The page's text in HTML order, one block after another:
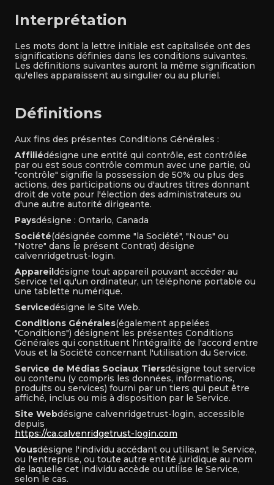
Interprétation
Les mots dont la lettre initiale est capitalisée ont des
significations définies dans les conditions suivantes.
Les définitions suivantes auront la même signification
qu'elles apparaissent au singulier ou au pluriel.
Définitions
Aux fins des présentes Conditions Générales :
Affiliédésigne une entité qui contrôle, est contrôlée
par ou est sous contrôle commun avec une partie, où
"contrôle" signifie la possession de 50% ou plus des
actions, des participations ou d'autres titres donnant
droit de vote pour l'élection des administrateurs ou
d'une autre autorité dirigeante.
Paysdésigne : Ontario, Canada
Société(désignée comme "la Société", "Nous" ou
"Notre" dans le présent Contrat) désigne
calvenridgetrust-login.
Appareildésigne tout appareil pouvant accéder au
Service tel qu'un ordinateur, un téléphone portable ou
une tablette numérique.
Servicedésigne le Site Web.
Conditions Générales(également appelées
"Conditions") désignent les présentes Conditions
Générales qui constituent l'intégralité de l'accord entre
Vous et la Société concernant l'utilisation du Service.
Service de Médias Sociaux Tiersdésigne tout service
ou contenu (y compris les données, informations,
produits ou services) fourni par un tiers qui peut être
affiché, inclus ou mis à disposition par le Service.
Site Webdésigne calvenridgetrust-login, accessible
depuis
https://ca.calvenridgetrust-login.com
Vousdésigne l'individu accédant ou utilisant le Service,
ou l'entreprise, ou toute autre entité juridique au nom
de laquelle cet individu accède ou utilise le Service,
selon le cas.